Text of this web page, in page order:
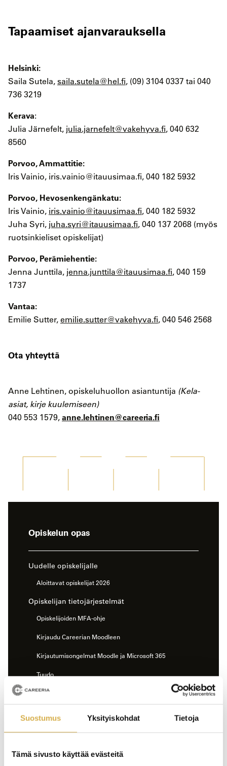
Suostumus Yksityiskohdat Tietoja
Tämä sivusto käyttää evästeitä
Tapaamiset ajanvarauksella
Helsinki:
Saila Sutela, saila.sutela@hel.fi, (09) 3104 0337 tai 040
736 3219
Kerava:
Julia Järnefelt, julia.jarnefelt@vakehyva.fi, 040 632
8560
Porvoo, Ammattitie:
Iris Vainio, iris.vainio@itauusimaa.fi, 040 182 5932
Porvoo, Hevosenkengänkatu:
Iris Vainio, iris.vainio@itauusimaa.fi, 040 182 5932
Juha Syri, juha.syri@itauusimaa.fi, 040 137 2068 (myös
ruotsinkieliset opiskelijat)
Porvoo, Perämiehentie:
Jenna Junttila, jenna.junttila@itauusimaa.fi, 040 159
1737
Vantaa:
Emilie Sutter, emilie.sutter@vakehyva.fi, 040 546 2568
Ota yhteyttä
Anne Lehtinen, opiskeluhuollon asiantuntija (Kela-
asiat, kirje kuulemiseen)
040 553 1579, anne.lehtinen@careeria.fi
Opiskelun opas
Uudelle opiskelijalle
Aloittavat opiskelijat 2026
Opiskelijan tietojärjestelmät
Opiskelijoiden MFA-ohje
Kirjaudu Careerian Moodleen
Kirjautumisongelmat Moodle ja Microsoft 365
Tuudo
Salasanan vaihtaminen
Carpo
Sähköinen opintotoimisto